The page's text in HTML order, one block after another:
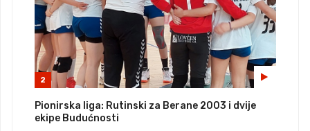
2
Pionirska liga: Rutinski za Berane 2003 i dvije
ekipe Budućnosti